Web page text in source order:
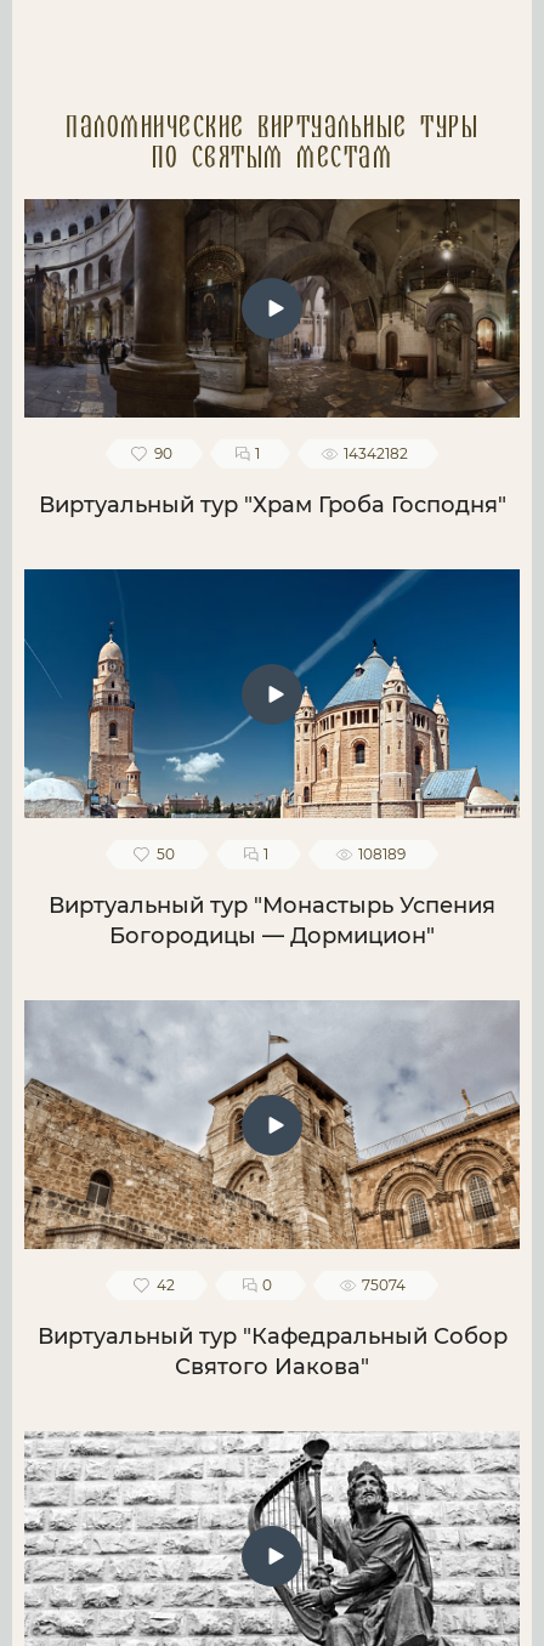
Паломнические Виртуальные туры
по святым местам
90 1 14342182
Виртуальный тур "Храм Гроба Господня"
50 1 108189
Виртуальный тур "Монастырь Успения
Богородицы — Дормицион"
42 0 75074
Виртуальный тур "Кафедральный Собор
Святого Иакова"